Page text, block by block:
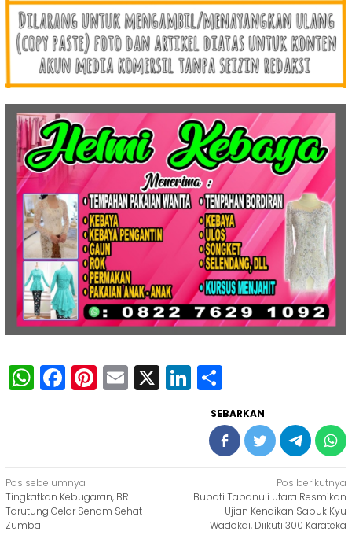
WhatsApp
Facebook
Pinterest
Email
X LinkedIn
SEBARKAN
Navigasi
pos
Pos sebelumnya
Tingkatkan Kebugaran, BRI
Tarutung Gelar Senam Sehat
Zumba
Pos berikutnya
Bupati Tapanuli Utara Resmikan
Ujian Kenaikan Sabuk Kyu
Wadokai, Diikuti 300 Karateka